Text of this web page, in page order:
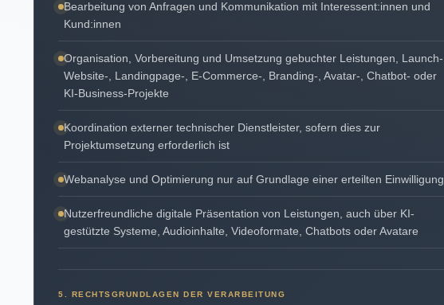
Bearbeitung von Anfragen und Kommunikation mit Interessent:innen und
Kund:innen
Organisation, Vorbereitung und Umsetzung gebuchter Leistungen, Launch-,
Website-, Landingpage-, E-Commerce-, Branding-, Avatar-, Chatbot- oder
KI-Business-Projekte
Koordination externer technischer Dienstleister, sofern dies zur
Projektumsetzung erforderlich ist
Webanalyse und Optimierung nur auf Grundlage einer erteilten Einwilligung
Nutzerfreundliche digitale Präsentation von Leistungen, auch über KI-
gestützte Systeme, Audioinhalte, Videoformate, Chatbots oder Avatare
5. RECHTSGRUNDLAGEN DER VERARBEITUNG